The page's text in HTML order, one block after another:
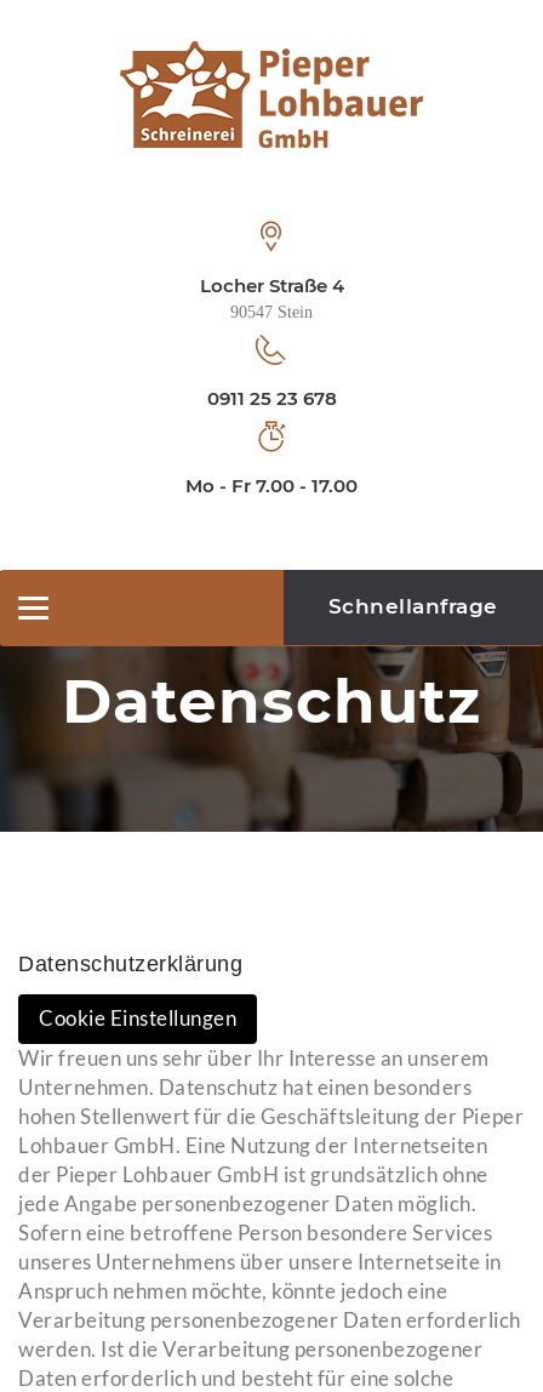
Locher Straße 4
90547 Stein
0911 25 23 678
Mo - Fr 7.00 - 17.00
Toggle
Schnellanfrage
Datenschutz
Datenschutzerklärung
Cookie Einstellungen
Wir freuen uns sehr über Ihr Interesse an unserem
Unternehmen. Datenschutz hat einen besonders
hohen Stellenwert für die Geschäftsleitung der Pieper
Lohbauer GmbH. Eine Nutzung der Internetseiten
der Pieper Lohbauer GmbH ist grundsätzlich ohne
jede Angabe personenbezogener Daten möglich.
Sofern eine betroffene Person besondere Services
unseres Unternehmens über unsere Internetseite in
Anspruch nehmen möchte, könnte jedoch eine
Verarbeitung personenbezogener Daten erforderlich
werden. Ist die Verarbeitung personenbezogener
Daten erforderlich und besteht für eine solche